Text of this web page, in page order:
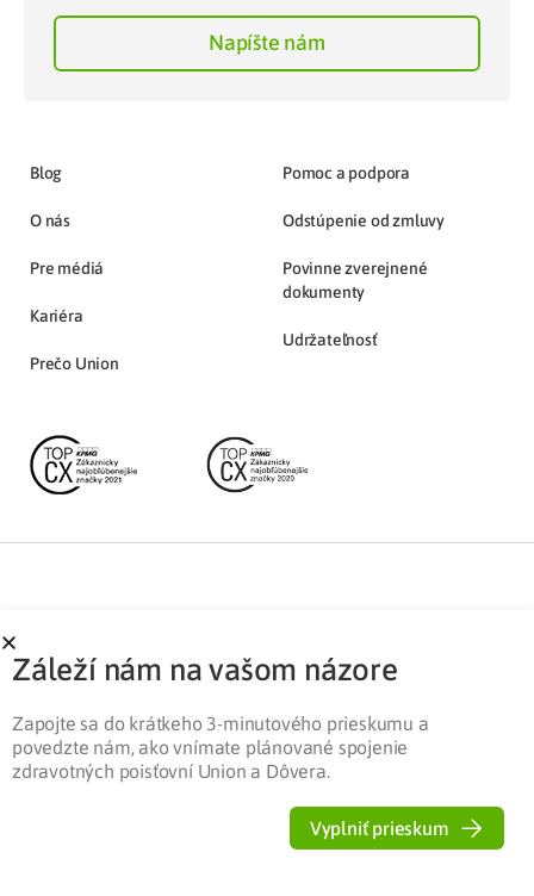
Napíšte nám
Blog
O nás
Pre médiá
Kariéra
Prečo Union
Pomoc a podpora
Odstúpenie od zmluvy
Povinne zverejnené
dokumenty
Udržateľnosť
Partnerská zóna
Záleží nám na vašom názore
Zapojte sa do krátkeho 3-minutového prieskumu a
povedzte nám, ako vnímate plánované spojenie
zdravotných poisťovní Union a Dôvera.
Vyplniť prieskum